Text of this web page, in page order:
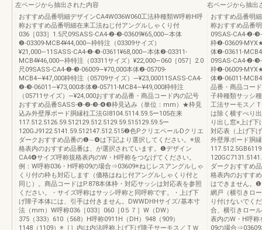
左ページから抽出された内容
おすすめ品番明細デザインCA4W036W060工法枠種類W呼称H呼
称おすすめ品番明細在来工法ねじ付アングルしゃくり付
036［033］1.5尺09SASS-CA4-❷-❸-03609¥65,000―本体
❷-03309-MCB4¥44,000―枠特注（03309サイズ）
¥21,000―11SASS-CA4-❷-❸-03611¥68,000―本体❷-03311-
MCB4¥46,000―枠特注（03311サイズ）¥22,000―060［057］2.0
尺09SASS-CA4-❷-❸-06009―¥70,000本体❷-05709-
MCB4―¥47,000枠特注（05709サイズ）―¥23,00011SASS-CA4-
❷-❸-06011―¥73,000本体❷-05711-MCB4―¥49,000枠特注
（05711サイズ）―¥24,000おすすめ品番・商品コード内の記号
おすすめ品番SASS-❶-❷-❸-❹❸枠見込み（単位：mm）★枠見
込み外壁厚ボード胴縁柱工法GI8104.5114.59.5ー105在来
117.512.5126.59.512129.512.5129.59.515129.59.5ー
120GJ9122.5141.59.512147.512.515❷色PクリエペールDクリエ
ダークおすすめ品番の❶∼❹は下記より選択してください。※規
格表内のおすすめ品番は、が選択されています。❶デザイン
CA4❹サイズ呼称規格表内のW・H呼称をつなげてください。
例：W呼称036・H呼称09の場合⇒03609※ねじレスアングルしゃ
くり付の枠も対応します（価格はねじ付アングルしゃくり付と
同じ）。商品コードはP.878本体枠・対応サッシは対応表を参照
ください。・サイズ呼称はサッシ呼称と同呼称です。・上げ下
げ障子本体には、引手は付きません。DWWDHHサイズ/基本寸
法（mm）W呼称036［033］060［0５７］W（DW）
375（333）610（568）H呼称0911H（DH）948（909）
1148（1109）※［］内は内法呼称上げ下げ障子サーモス／ＴＷ
右ページから抽出
おすすめ品番明
称おすすめ品番
09SAS-CA4-❷-
枠❷-03609-
体❷-03611-
09SAS-CA4-❷-
枠❷-06009-
体❷-06011-
品番・商品コー
子枠種類サッシ
工法サーモス／
は除く横すべり
り出し窓×上げ
対応表（上げ下
外壁厚ボード胴
ダークおすすめ
格表内のおすす
はできません。
網戸（横引きロ
り付けないでく
合、横引きロー
表内のW・H呼称
09の場合⇒03609